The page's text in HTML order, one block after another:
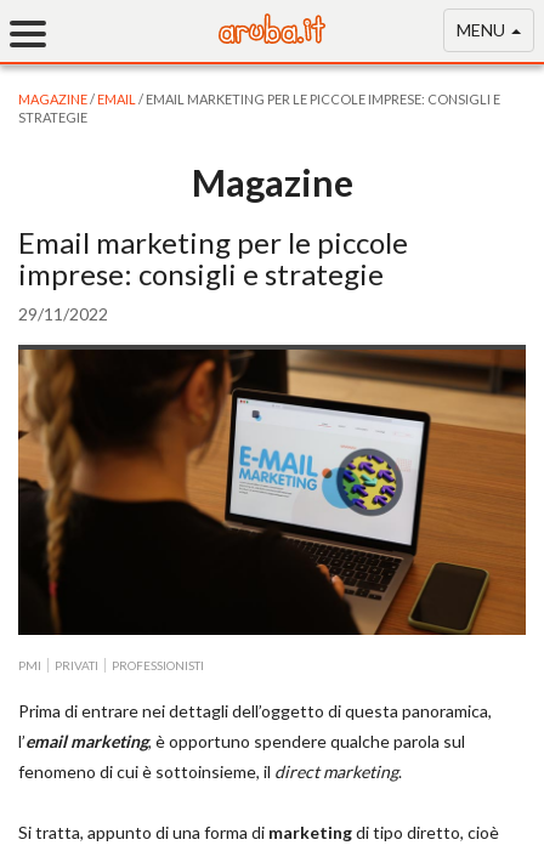
MENU
MAGAZINE/ EMAIL / EMAIL MARKETING PER LE PICCOLE IMPRESE: CONSIGLI E
STRATEGIE
Magazine
Email marketing per le piccole
imprese: consigli e strategie
29/11/2022
PMI PRIVATI PROFESSIONISTI
Prima di entrare nei dettagli dell’oggetto di questa panoramica,
l’email marketing, è opportuno spendere qualche parola sul
fenomeno di cui è sottoinsieme, il direct marketing.
Si tratta, appunto di una forma di marketingdi tipo diretto, cioè